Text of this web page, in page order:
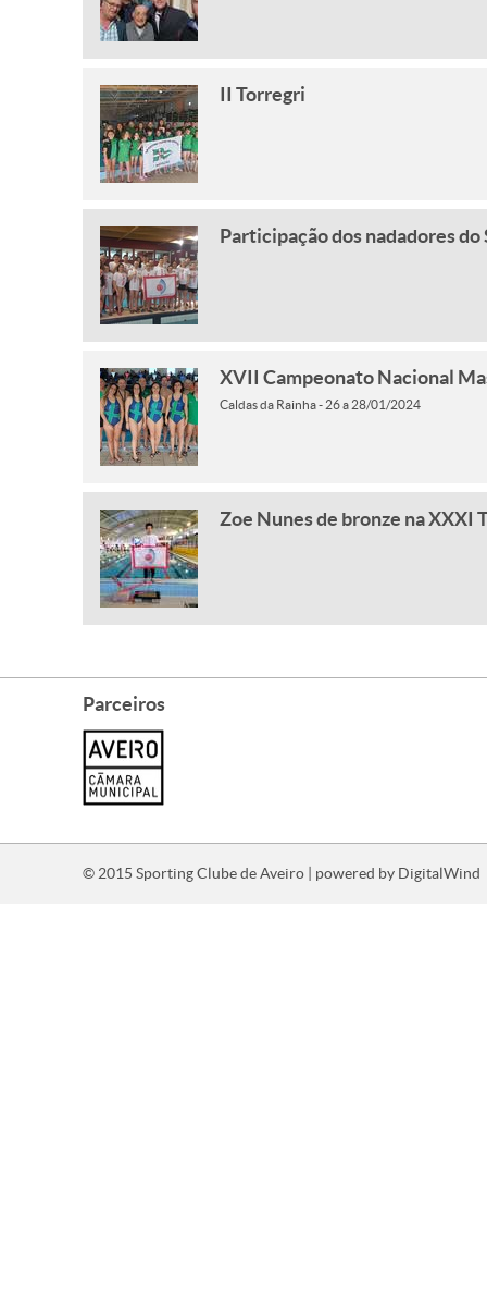
II Torregri
Participação dos nadadores
XVII Campeonato Nacional
Caldas da Rainha - 26 a 28/01/2024
Zoe Nunes de bronze na XXXI
Parceiros
© 2015 Sporting Clube de Aveiro | powered by DigitalWind